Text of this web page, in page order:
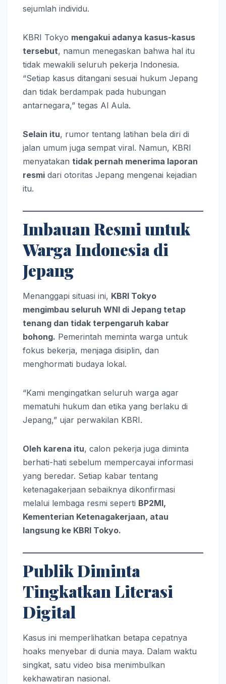
sejumlah individu.
KBRI Tokyo mengakui adanya kasus-kasus
tersebut, namun menegaskan bahwa hal itu
tidak mewakili seluruh pekerja Indonesia.
“Setiap kasus ditangani sesuai hukum Jepang
dan tidak berdampak pada hubungan
antarnegara,” tegas Al Aula.
Selain itu, rumor tentang latihan bela diri di
jalan umum juga sempat viral. Namun, KBRI
menyatakan tidak pernah menerima laporan
resmi dari otoritas Jepang mengenai kejadian
itu.
Imbauan Resmi untuk
Warga Indonesia di
Jepang
Menanggapi situasi ini, KBRI Tokyo
mengimbau seluruh WNI di Jepang tetap
tenang dan tidak terpengaruh kabar
bohong. Pemerintah meminta warga untuk
fokus bekerja, menjaga disiplin, dan
menghormati budaya lokal.
“Kami mengingatkan seluruh warga agar
mematuhi hukum dan etika yang berlaku di
Jepang,” ujar perwakilan KBRI.
Oleh karena itu, calon pekerja juga diminta
berhati-hati sebelum mempercayai informasi
yang beredar. Setiap kabar tentang
ketenagakerjaan sebaiknya dikonfirmasi
melalui lembaga resmi seperti BP2MI,
Kementerian Ketenagakerjaan, atau
langsung ke KBRI Tokyo.
Publik Diminta
Tingkatkan Literasi
Digital
Kasus ini memperlihatkan betapa cepatnya
hoaks menyebar di dunia maya. Dalam waktu
singkat, satu video bisa menimbulkan
kekhawatiran nasional.